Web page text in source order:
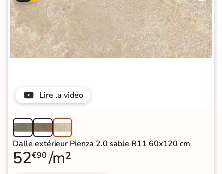
Lire la vidéo
Dalle extérieur Pienza 2.0 sable R11 60x120 cm
52€90 /m²